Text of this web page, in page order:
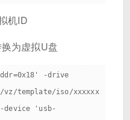
机ID
为虚拟U盘
-drive
template/iso/xxxxxx
device 'usb-